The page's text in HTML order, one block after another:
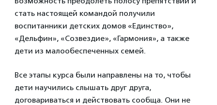
стать настоящей командой получили
воспитанники детских домов «Единство»,
«Дельфин», «Созвездие», «Гармония», а также
дети из малообеспеченных семей.
Все этапы курса были направлены на то, чтобы
дети научились слышать друг друга,
договариваться и действовать сообща. Они не